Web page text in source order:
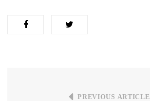
PREVIOUS ARTICLE